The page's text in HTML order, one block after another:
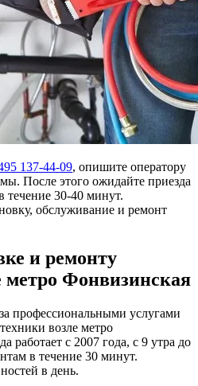
137-44-09, опишите оператору
После этого ожидайте приезда
течение 30-40 минут.
обслуживание и ремонт
и ремонту
метро Фонвизинская
профессиональными услугами
возле метро
работает с 2007 года, с 9 утра до
в течение 30 минут.
в день.